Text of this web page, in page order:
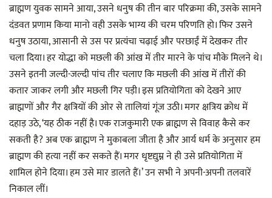
ब्राह्मण युवक सामने आया, उसने धनुष की तीन बार परिक्रमा की, उसके सामने
दंडवत प्रणाम किया मानो वही उसके भाग्य की चरम परिणति हो। फिर उसने
धनुष उठाया, आसानी से उस पर प्रत्यंचा चढ़ाई और परछाईं में देखकर तीर
चला दिया। हर योद्धा को मछली की आंख में तीर मारने के पांच मौके मिलने थे।
उसने इतनी जल्दी-जल्दी पांच तीर चलाए कि मछली की आंख में तीरों की
कतार जाकर लगी और मछली गिर पड़ी। इस प्रतियोगिता को देखने आए
ब्राह्मणों और गैर क्षत्रियों की ओर से तालियां गूंज उठी। मगर क्षत्रिय क्रोध में
दहाड़ उठे, ‘यह ठीक नहीं है। एक राजकुमारी एक ब्राह्मण से विवाह कैसे कर
सकती है? अब एक ब्राह्मण ने मुकाबला जीता है और आर्य धर्म के अनुसार हम
ब्राह्मण की हत्या नहीं कर सकते हैं। मगर धृष्टद्युम्न ने ही उसे प्रतियोगिता में
शामिल होने दिया। हम उसे मार डालते हैं।’ उन सभी ने अपनी-अपनी तलवारें
निकाल लीं।